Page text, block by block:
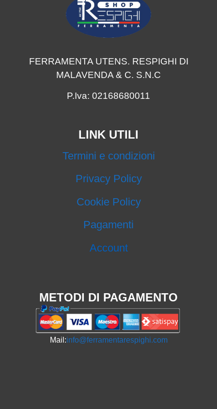
FERRAMENTA UTENS. RESPIGHI DI
MALAVENDA & C. S.N.C
P.Iva: 02168680011
LINK UTILI
Termini e condizioni
Privacy Policy
Cookie Policy
Pagamenti
Account
METODI DI PAGAMENTO
Mail:info@ferramentarespighi.com